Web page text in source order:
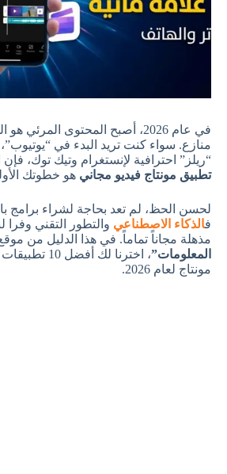
في عام 2026، أصبح المحتوى المرئي هو
منازع. سواء كنت تريد البدء في
“ريلز” احترافية لإنستغرام وتيك توك، فإن
تطبيق مونتاج فيديو مجاني هو خطوتك
لحسن الحظ، لم تعد بحاجة لشراء برامج
فالذكاء الاصطناعي والتطور التقني وفرا
مذهلة مجاناً تماماً. في هذا الدليل من
المعلومات”
، اخترنا لك أفضل
مونتاج لعام 2026.